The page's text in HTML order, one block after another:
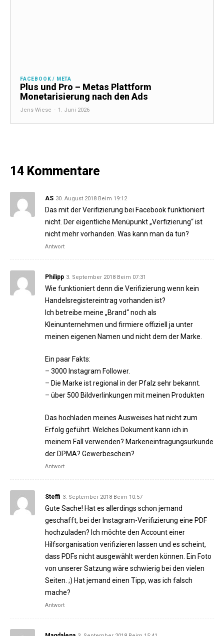
FACEBOOK / META
Plus und Pro – Metas Plattform
Monetarisierung nach den Ads
Jens Wiese - 1. Juni 2026
14 Kommentare
AS 30. August 2018 Beim 19:12
Das mit der Verifizierung bei Facebook funktioniert
nicht. Der eigentliche Menüpunkt „Verfizierung“ ist
nicht mehr vorhanden. Was kann man da tun?
Antwort
Philipp 3. September 2018 Beim 07:31
Wie funktioniert denn die Verifizierung wenn kein
Handelsregistereintrag vorhanden ist?
Ich betreibe meine „Brand“ noch als
Kleinunternehmen und firmiere offiziell ja unter
meinen eigenen Namen und nicht dem der Marke.
Ein paar Fakts:
– 3000 Instagram Follower.
– Die Marke ist regional in der Pfalz sehr bekannt.
– über 500 Bildverlinkungen mit meinen Produkten
Das hochladen meines Ausweises hat nicht zum
Erfolg geführt. Welches Dokument kann ich in
meinem Fall verwenden? Markeneintragungsurkunde
der DPMA? Gewerbeschein?
Antwort
Steffi 3. September 2018 Beim 10:57
Gute Sache! Hat es allerdings schon jemand
geschafft, bei der Instagram-Verifizierung eine PDF
hochzuladen? Ich möchte den Account einer
Hilfsorganisation verifizieren lassen und es scheint,
dass PDFs nicht ausgewählt werden können. Ein Foto
von unserer Satzung wäre schwierig bei den vielen
Seiten. ;) Hat jemand einen Tipp, was ich falsch
mache?
Antwort